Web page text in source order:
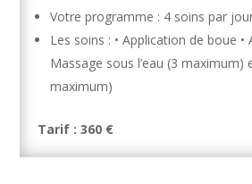
Votre programme : 4 soins par
Les soins : • Application de boue •
Massage sous l’eau (3 maximum)
maximum)
Tarif : 360 €